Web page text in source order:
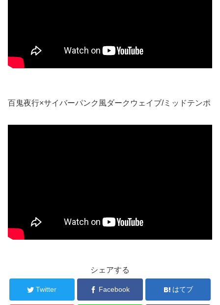
百鬼夜行×サイバーパンク風ダークウェイブ/ミッドテンポ
シェアする
Twitter Facebook はてブ